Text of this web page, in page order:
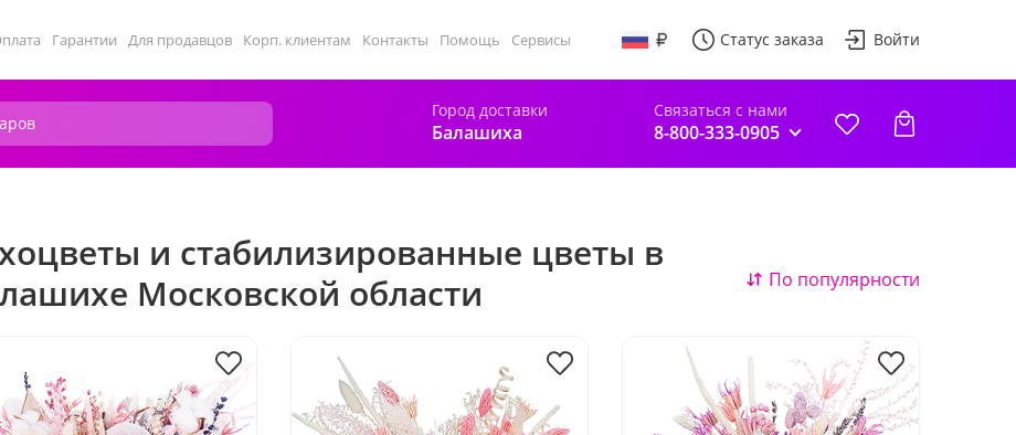
Гарантии Для продавцов Корп. клиентам Контакты Помощь Сервисы Статус заказа Войти
Город доставки
Балашиха
Связаться с нами
8-800-333-0905
и стабилизированные цветы в
Московской области
По популярности